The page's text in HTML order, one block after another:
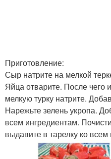
Приготовление:
Сыр натрите на мелкой
Яйца отварите. После чего
мелкую турку натрите.
Нарежьте зелень укропа.
всем ингредиентам.
выдавите в тарелку ко всем